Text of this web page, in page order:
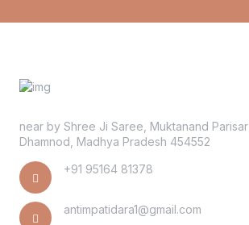
near by Shree Ji Saree, Muktanand Parisar
Dhamnod, Madhya Pradesh 454552
+91 95164 81378
antimpatidara1@gmail.com